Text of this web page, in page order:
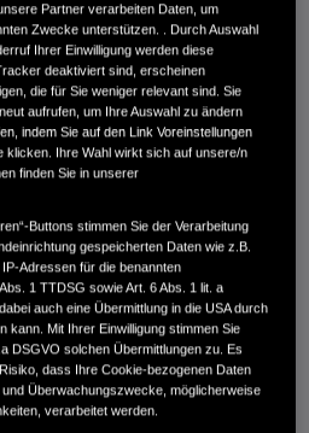
crystal black pearl
166.000 km
Super
Automatik
5
61 kW / 83 PS
1.339 cm³
10.2007
Limousine
Partner verarbeiten Daten, um
Zwecke unterstützen. . Durch Auswahl
Ihrer Einwilligung werden diese
deaktiviert sind, erscheinen
die für Sie weniger relevant sind. Sie
aufrufen, um Ihre Auswahl zu ändern
indem Sie auf den Link Voreinstellungen
klicken. Ihre Wahl wirkt sich auf unsere/n
finden Sie in unserer
Buttons stimmen Sie der Verarbeitung
gespeicherten Daten wie z.B.
Adressen für die benannten
1 TTDSG sowie Art. 6 Abs. 1 lit. a
auch eine Übermittlung in die USA durch
kann. Mit Ihrer Einwilligung stimmen Sie
DSGVO solchen Übermittlungen zu. Es
dass Ihre Cookie-bezogenen Daten
Überwachungszwecke, möglicherweise
verarbeitet werden.